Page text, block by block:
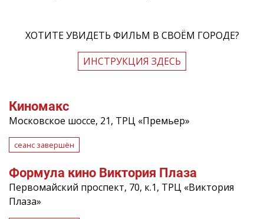
ХОТИТЕ УВИДЕТЬ ФИЛЬМ В СВОЁМ ГОРОДЕ?
ИНСТРУКЦИЯ ЗДЕСЬ
Киномакс
Московское шоссе, 21, ТРЦ «Премьер»
сеанс завершён
Формула кино Виктория Плаза
Первомайский проспект, 70, к.1, ТРЦ «Виктория
Плаза»